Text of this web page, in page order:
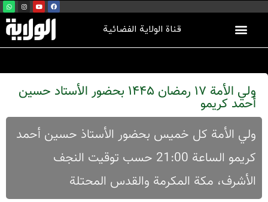
قناة الولاية الفضائية
ولي الأمة 17 رمضان 1445 بحضور الأستاد حسين
أحمد كريمو
ولي الأمة کل خمیس بحضور الأستاذ حسین أحمد
کریمو الساعة 21:00 حسب توقیت النجف
الأشرف، مکة المکرمة والقدس المحتلة